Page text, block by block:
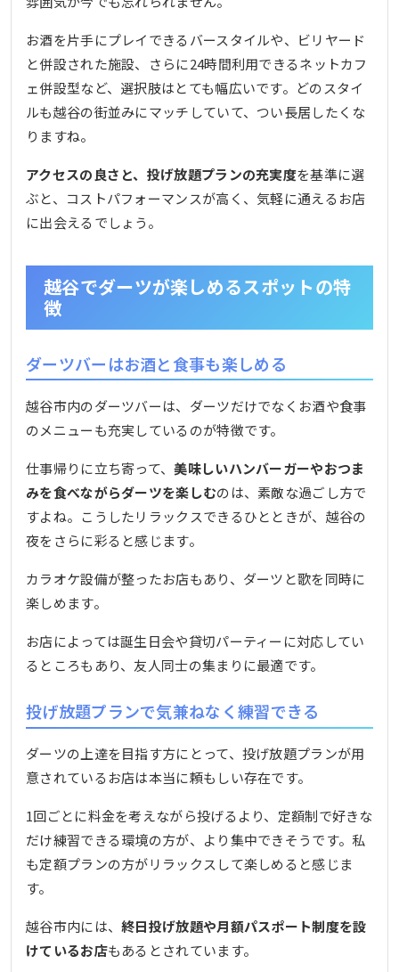
お酒を片手にプレイできるバースタイルや、ビリヤード
と併設された施設、さらに24時間利用できるネットカフ
ェ併設型など、選択肢はとても幅広いです。どのスタイ
ルも越谷の街並みにマッチしていて、つい長居したくな
りますね。
アクセスの良さと、投げ放題プランの充実度を基準に選
ぶと、コストパフォーマンスが高く、気軽に通えるお店
に出会えるでしょう。
越谷でダーツが楽しめるスポットの特
徴
ダーツバーはお酒と食事も楽しめる
越谷市内のダーツバーは、ダーツだけでなくお酒や食事
のメニューも充実しているのが特徴です。
仕事帰りに立ち寄って、美味しいハンバーガーやおつま
みを食べながらダーツを楽しむのは、素敵な過ごし方で
すよね。こうしたリラックスできるひとときが、越谷の
夜をさらに彩ると感じます。
カラオケ設備が整ったお店もあり、ダーツと歌を同時に
楽しめます。
お店によっては誕生日会や貸切パーティーに対応してい
るところもあり、友人同士の集まりに最適です。
投げ放題プランで気兼ねなく練習できる
ダーツの上達を目指す方にとって、投げ放題プランが用
意されているお店は本当に頼もしい存在です。
1回ごとに料金を考えながら投げるより、定額制で好きな
だけ練習できる環境の方が、より集中できそうです。私
も定額プランの方がリラックスして楽しめると感じま
す。
越谷市内には、終日投げ放題や月額パスポート制度を設
けているお店もあるとされています。